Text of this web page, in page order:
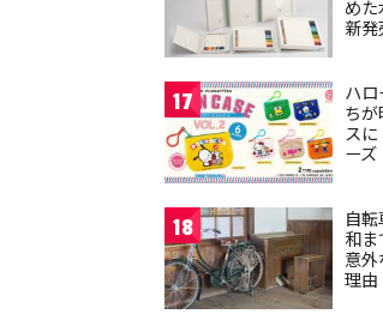
め
新発
17
ハ
ち
ス
ー
18
自
和
意
理由